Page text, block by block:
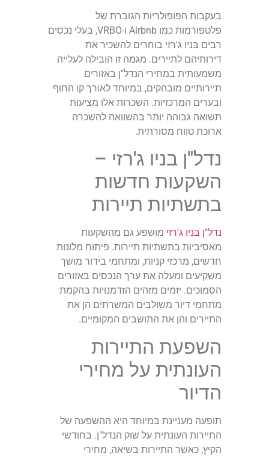
בעקבות הפופולריות הגוברת של
פלטפורמות כמו Airbnb ו-VRBO, בעלי נכסים
רבים בניו ג'רזי בוחרים להשכיר את
דירותיהם לתיירים. מגמה זו הובילה לעלייה
משמעותית במחירי הנדל"ן באזורים
תיירותיים מובהקים, במיוחד לאורך קו החוף
ובערים המרכזיות. השכרות אלו מציעות
תשואה גבוהה יותר בהשוואה להשכרה
ארוכת טווח מסורתית.
נדל"ן בניו ג'רזי –
השקעות חדשות
בתשתיות תיירות
נדל"ן בניו ג'רזי מושפע גם מהשקעות
מאסיביות בתשתיות תיירות. פיתוח מלונות
חדשים, מרכזי קניות, ומתחמי בידור מושך
משקיעים ומעלה את ערך הנכסים באזורים
הסמוכים. יזמים מזהים הזדמנויות בהקמת
מתחמי דיור משולבים המשרתים הן את
התיירים והן את התושבים המקומיים.
השפעת התיירות
העונתית על מחירי
הדיור
תופעה מעניינת במיוחד היא ההשפעה של
התיירות העונתית על שוק הנדל"ן. בחודשי
הקיץ, כאשר התיירות בשיאה, מחירי